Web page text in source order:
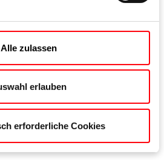
Alle zulassen
erlauben
erforderliche Cookies
max. 160 kg
-4,5 – 9,25 mm
seitenverstellbar:
±5 mm